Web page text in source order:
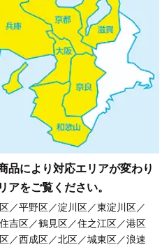
により対応エリアが変わり
アをご覧ください。
／平野区／淀川区／東淀川区／
吉区／鶴見区／住之江区／港区
／西成区／北区／城東区／浪速